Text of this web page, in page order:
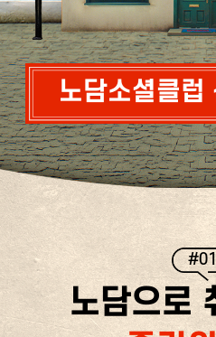
노담소셜클럽
#01
노담으로